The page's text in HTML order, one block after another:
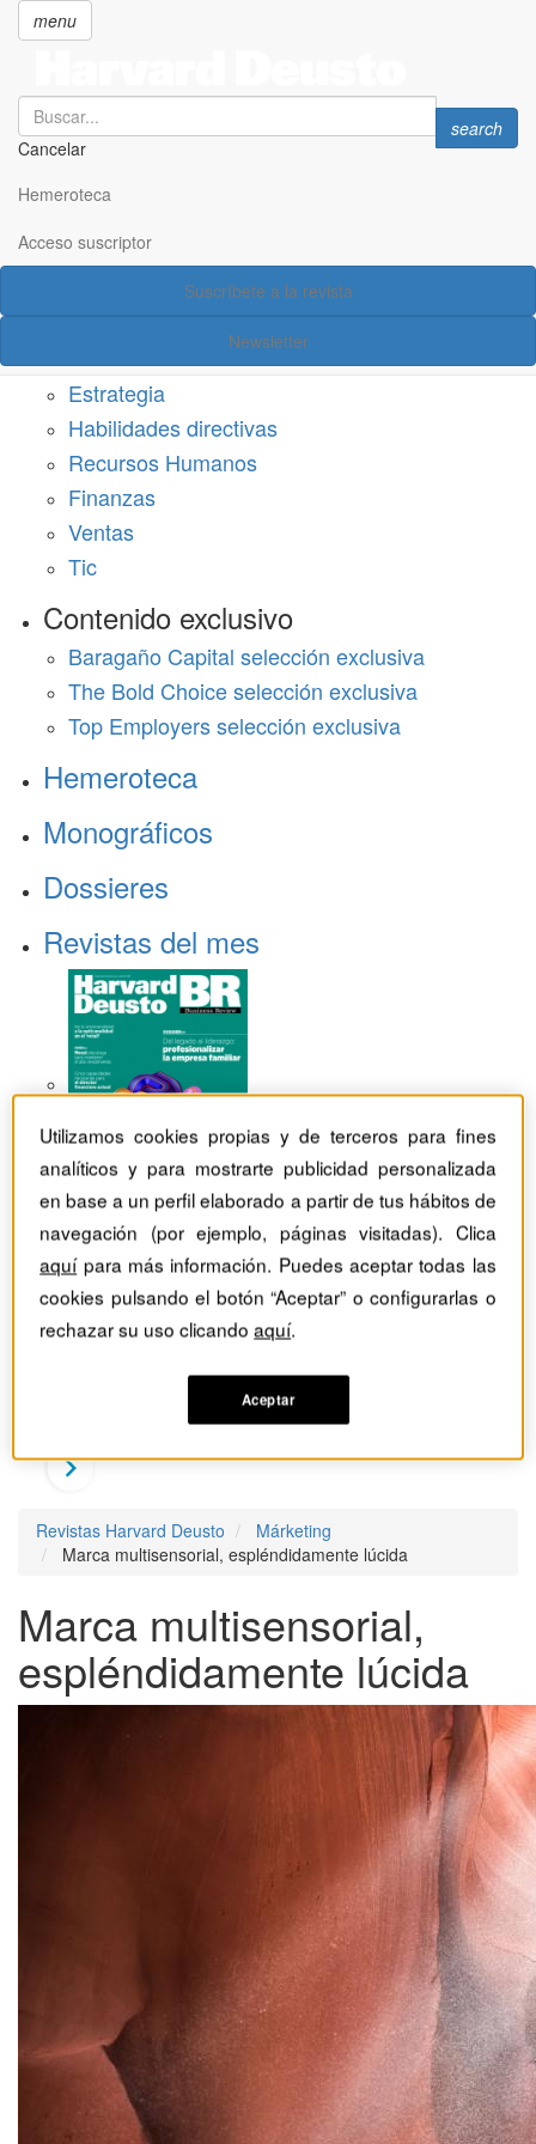
principal
menu
Search
Cancelar
Search
search
Hemeroteca
Acceso suscriptor
Suscríbete a la revista
Newsletter
Acceso suscriptor
Estrategia
Habilidades directivas
Recursos Humanos
Finanzas
Ventas
Tic
Contenido exclusivo
Baragaño Capital selección exclusiva
The Bold Choice selección exclusiva
Top Employers selección exclusiva
Hemeroteca
Monográficos
Dossieres
Revistas del mes
Revistas Harvard Deusto
Márketing
Marca multisensorial, espléndidamente lúcida
Marca multisensorial,
espléndidamente lúcida
Utilizamos cookies propias y de terceros para fines
analíticos y para mostrarte publicidad personalizada
en base a un perfil elaborado a partir de tus hábitos de
navegación (por ejemplo, páginas visitadas). Clica
aquípara más información. Puedes aceptar todas las
cookies pulsando el botón “Aceptar” o configurarlas o
rechazar su uso clicandoaquí.
Aceptar